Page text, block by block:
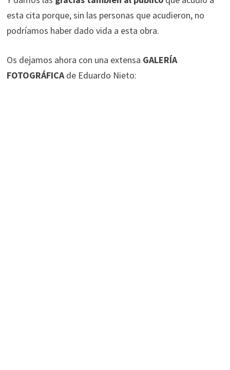
esta cita porque, sin las personas que acudieron, no
podríamos haber dado vida a esta obra.
Os dejamos ahora con una extensa GALERÍA
FOTOGRÁFICAde Eduardo Nieto: